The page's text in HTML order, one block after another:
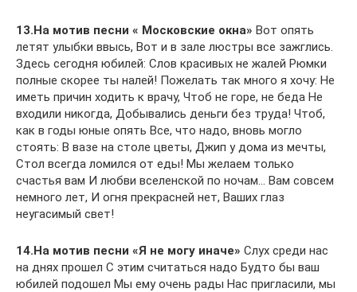
13.На мотив песни « Московские окна» Вот опять
летят улыбки ввысь, Вот и в зале люстры все зажглись.
Здесь сегодня юбилей: Слов красивых не жалей Рюмки
полные скорее ты налей! Пожелать так много я хочу: Не
иметь причин ходить к врачу, Чтоб не горе, не беда Не
входили никогда, Добывались деньги без труда! Чтоб,
как в годы юные опять Все, что надо, вновь могло
стоять: В вазе на столе цветы, Джип у дома из мечты,
Стол всегда ломился от еды! Мы желаем только
счастья вам И любви вселенской по ночам… Вам совсем
немного лет, И огня прекрасней нет, Ваших глаз
неугасимый свет!
14.На мотив песни «Я не могу иначе» Слух среди нас
на днях прошел С этим считаться надо Будто бы ваш
юбилей подошел Мы ему очень рады Нас пригласили, мы